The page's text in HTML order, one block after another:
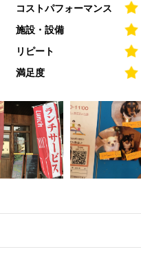
コストパフォーマンス
施設・設備
リピート
満足度